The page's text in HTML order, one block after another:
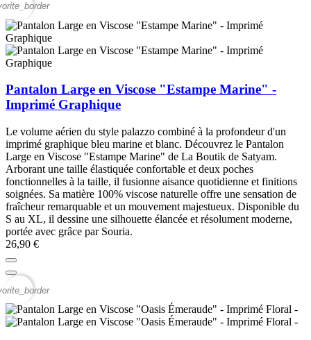
Pantalon Large en Viscose "Estampe Marine" -
Imprimé Graphique
Le volume aérien du style palazzo combiné à la profondeur d'un
imprimé graphique bleu marine et blanc. Découvrez le Pantalon
Large en Viscose "Estampe Marine" de La Boutik de Satyam.
Arborant une taille élastiquée confortable et deux poches
fonctionnelles à la taille, il fusionne aisance quotidienne et finitions
soignées. Sa matière 100% viscose naturelle offre une sensation de
fraîcheur remarquable et un mouvement majestueux. Disponible du
S au XL, il dessine une silhouette élancée et résolument moderne,
portée avec grâce par Souria.
26,90 €